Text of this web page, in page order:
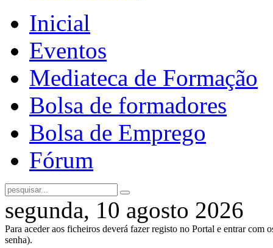
Inicial
Eventos
Mediateca de Formação
Bolsa de formadores
Bolsa de Emprego
Fórum
segunda, 10 agosto 2026
Para aceder aos ficheiros deverá fazer registo no Portal e entrar com
senha).